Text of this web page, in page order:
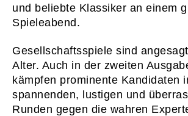
und beliebte Klassiker an einem
Spieleabend.
Gesellschaftsspiele sind
Alter. Auch in der zweiten
kämpfen prominente Kandidaten
spannenden, lustigen und
Runden gegen die wahren